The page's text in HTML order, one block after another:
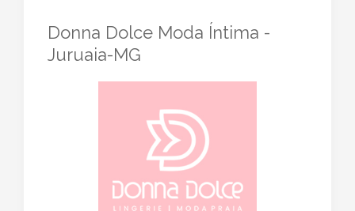
Donna Dolce Moda Íntima -
Juruaia-MG